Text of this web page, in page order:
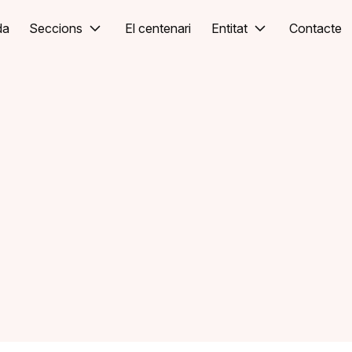
Seccions El centenari Entitat Contacte